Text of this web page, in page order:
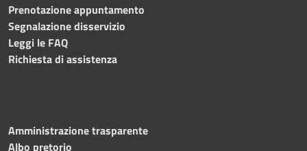
Prenotazione appuntamento
Segnalazione disservizio
Leggi le FAQ
Richiesta di assistenza
Amministrazione trasparente
Albo pretorio